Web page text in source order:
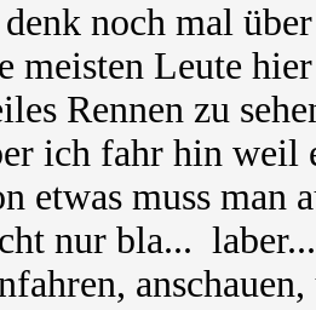
noch mal
meisten Leute
Rennen zu
ich fahr hin weil
etwas muss man
nur bla...